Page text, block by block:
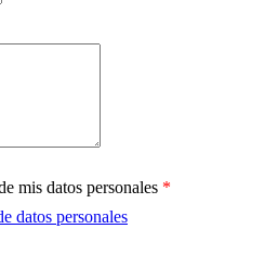
mis datos personales *
datos personales